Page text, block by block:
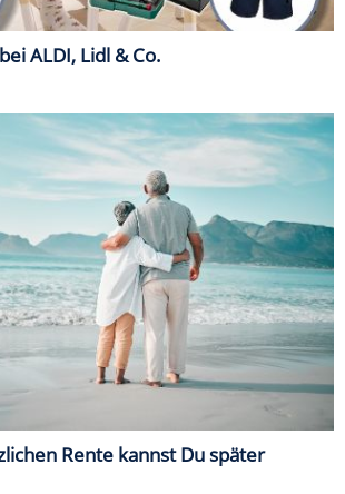
ALDI, Lidl & Co.
Rente kannst Du später